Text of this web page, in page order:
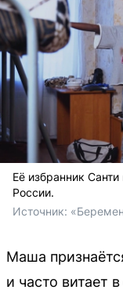
Её избранник
России.
Источник:
Маша
и часто витает